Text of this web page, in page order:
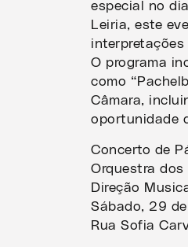
especial no
Leiria, este
O programa
como
Câmara,
oportunidade
Concerto de
Orquestra dos
Direção
Sábado, 29
Rua Sofia